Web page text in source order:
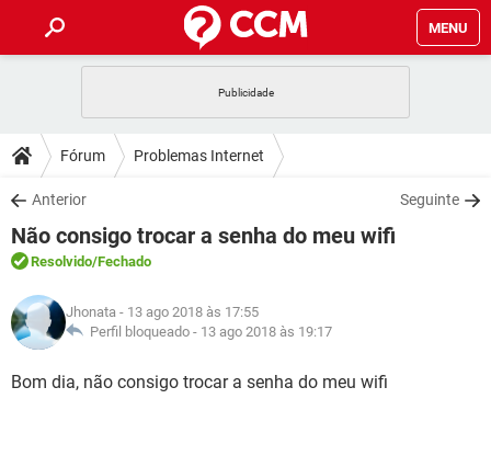
MENU
CELULAR FACEBOOK
OUTLOOK
INSTAGRAM GMAIL
GUIA DE COMPRAS
DICAS
JOGOS WHATSAPP
OUTLOOK
INSTAGRAM
GUIA DE COMPRAS
DOWNLOADS
JOGOS WHATSAPP
CELULAR
OUTLOOK
INSTAGRAM
GUIA DE COMPRAS
FÓRUM
JOGOS
CELULAR FACEBOOK
GLOSSÁRIO
JOGOS
CELULAR FACEBOOK
Fórum Problemas Internet
Anterior Seguinte
Não consigo trocar a senha do meu wifi
Resolvido/Fechado
Jhonata - 13 ago 2018 às 17:55
Perfil bloqueado - 13 ago 2018 às 19:17
Bom dia, não consigo trocar a senha do meu wifi